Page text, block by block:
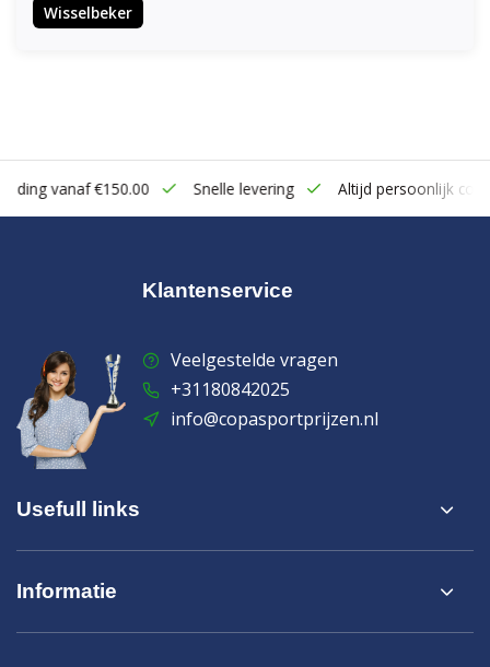
Wisselbeker
vanaf €150.00 Snelle levering Altijd persoonlijk
Klantenservice
Veelgestelde vragen
+31180842025
info@copasportprijzen.nl
Usefull links
Informatie